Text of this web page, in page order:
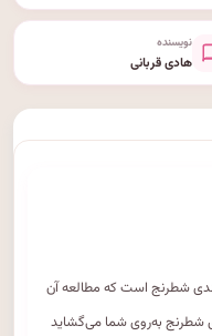
نویسنده
هادی قربانی
شطرنج است که مطالعه آن
شطرنج به‌روی شما می‌گشاید